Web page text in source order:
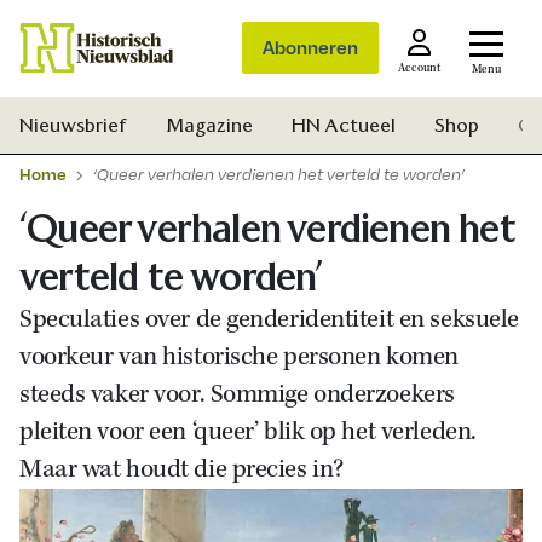
Abonneren
Account Menu
Zoek
Nieuwsbrief Magazine HN Actueel Shop
Home ‘Queer verhalen verdienen het verteld te worden’
‘Queer verhalen verdienen het
verteld te worden’
Speculaties over de genderidentiteit en seksuele
voorkeur van historische personen komen
steeds vaker voor. Sommige onderzoekers
pleiten voor een ‘queer’ blik op het verleden.
Maar wat houdt die precies in?